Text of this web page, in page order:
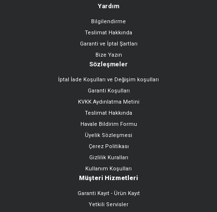
Yardım
Bilgilendirme
Teslimat Hakkında
Garanti ve İptal Şartları
Bize Yazın
Sözleşmeler
İptal İade Koşulları ve Değişim koşulları
Garanti Koşulları
KVKK Aydınlatma Metini
Teslimat Hakkında
Havale Bildirim Formu
Üyelik Sözleşmesi
Çerez Politikası
Gizlilik Kuralları
Kullanım Koşulları
Müşteri Hizmetleri
Garanti Kayıt - Ürün Kayıt
Yetkili Servisler